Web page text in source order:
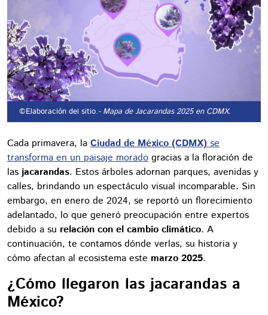
©Elaboración del sitio.- Mapa de Jacarandas 2025 en CDMX.
Cada primavera, la Ciudad de México (CDMX) se
transforma en un paisaje morado gracias a la floración de
las jacarandas. Estos árboles adornan parques, avenidas y
calles, brindando un espectáculo visual incomparable. Sin
embargo, en enero de 2024, se reportó un florecimiento
adelantado, lo que generó preocupación entre expertos
debido a su relación con el cambio climático. A
continuación, te contamos dónde verlas, su historia y
cómo afectan al ecosistema este marzo 2025.
¿Cómo llegaron las jacarandas a
México?